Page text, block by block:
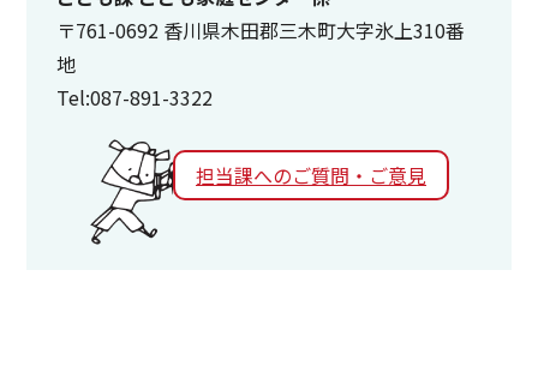
〒761-0692 香川県木田郡三木町大字氷上310番
地
Tel:087-891-3322
担当課へのご質問・ご意見